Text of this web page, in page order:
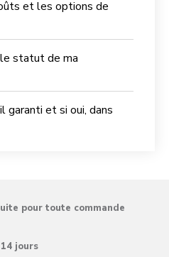
et les options de
statut de ma
garanti et si oui, dans
pour toute commande
jours